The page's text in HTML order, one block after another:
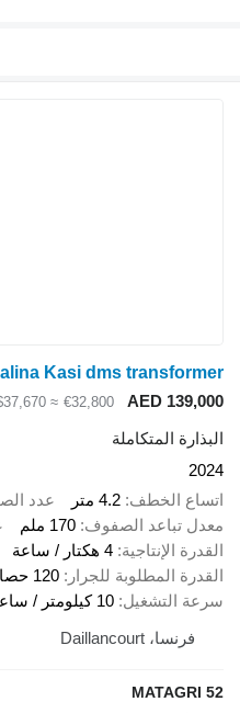
Kasi dms transformer
AED 139,000
€32,800
≈ $37,670
البذارة المتكاملة
2024
اتساع الخطف 4.2 متر عدد
معدل تباعد الصفوف 170 ملم
القدرة الإنتاجية 4 هكتار / ساعة
القدرة المطلوبة للجرار
120 حصان
سرعة التشغيل 10 كيلومتر / ساعة
فرنسا، Daillancourt
MATAGRI 52